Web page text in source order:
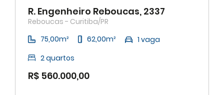
R. Engenheiro Reboucas, 2337
Reboucas - Curitiba/PR
75,00m²
62,00m²
1 vaga
2 quartos
R$ 560.000,00